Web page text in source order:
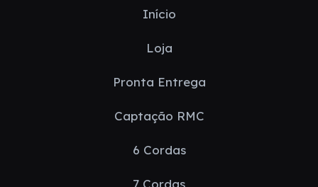
Início
Loja
Pronta Entrega
Captação RMC
6 Cordas
7 Cordas